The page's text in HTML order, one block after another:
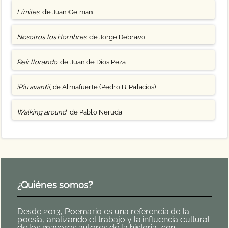
Límites, de Juan Gelman
Nosotros los Hombres, de Jorge Debravo
Reír llorando, de Juan de Dios Peza
¡Più avanti!, de Almafuerte (Pedro B. Palacios)
Walking around, de Pablo Neruda
¿Quiénes somos?
Desde 2013, Poemario es una referencia de la
poesía, analizando el trabajo y la influencia cultural